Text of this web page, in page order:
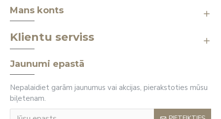
Mans konts
Klientu serviss
Jaunumi epastā
Nepalaidiet garām jaunumus vai akcijas, pierakstoties mūsu
biļetenam.